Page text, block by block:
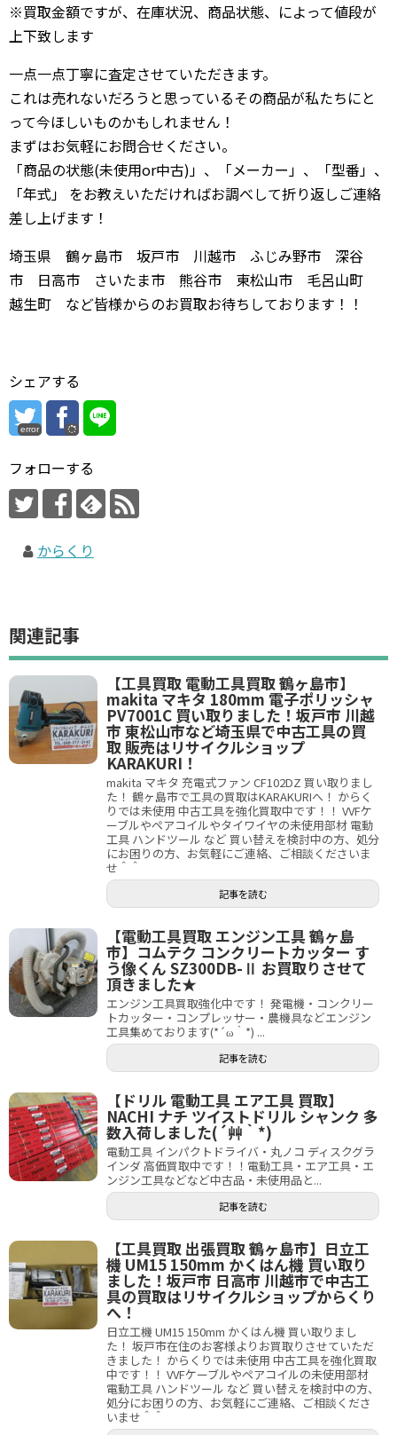
※買取金額ですが、在庫状況、商品状態、によって値段が
上下致します
一点一点丁寧に査定させていただきます。
これは売れないだろうと思っているその商品が私たちにと
って今ほしいものかもしれません！
まずはお気軽にお問合せください。
「商品の状態(未使用or中古)」、「メーカー」、「型番」、
「年式」 をお教えいただければお調べして折り返しご連絡
差し上げます！
埼玉県 鶴ヶ島市 坂戸市 川越市 ふじみ野市 深谷
市 日高市 さいたま市 熊谷市 東松山市 毛呂山町
越生町 など皆様からのお買取お待ちしております！！
シェアする
error
フォローする
からくり
関連記事
【工具買取 電動工具買取 鶴ヶ島市】
makita マキタ 180mm 電子ポリッシャ
PV7001C 買い取りました！坂戸市 川越
市 東松山市など埼玉県で中古工具の買
取 販売はリサイクルショップ
KARAKURI！
makita マキタ 充電式ファン CF102DZ 買い取りまし
た！ 鶴ヶ島市で工具の買取はKARAKURIへ！ からく
りでは未使用 中古工具を強化買取中です！！ VVFケ
ーブルやペアコイルやタイワイヤの未使用部材 電動
工具 ハンドツール など 買い替えを検討中の方、処分
にお困りの方、お気軽にご連絡、ご相談くださいま
せ＾＾
記事を読む
【電動工具買取 エンジン工具 鶴ヶ島
市】コムテク コンクリートカッター す
う像くん SZ300DB-Ⅱ お買取りさせて
頂きました★
エンジン工具買取強化中です！ 発電機・コンクリー
トカッター・コンプレッサー・農機具などエンジン
工具集めております(*´ω｀*) ...
記事を読む
【ドリル 電動工具 エア工具 買取】
NACHI ナチ ツイストドリル シャンク 多
数入荷しました(´艸｀*)
電動工具 インパクトドライバ・丸ノコ ディスクグラ
インダ 高価買取中です！！電動工具・エア工具・エ
ンジン工具などなど中古品・未使用品と...
記事を読む
【工具買取 出張買取 鶴ヶ島市】日立工
機 UM15 150mm かくはん機 買い取り
ました！坂戸市 日高市 川越市で中古工
具の買取はリサイクルショップからくり
へ！
日立工機 UM15 150mm かくはん機 買い取りまし
た！ 坂戸市在住のお客様よりお買取りさせていただ
きました！ からくりでは未使用 中古工具を強化買取
中です！！ VVFケーブルやペアコイルの未使用部材
電動工具 ハンドツール など 買い替えを検討中の方、
処分にお困りの方、お気軽にご連絡、ご相談くださ
いませ＾＾